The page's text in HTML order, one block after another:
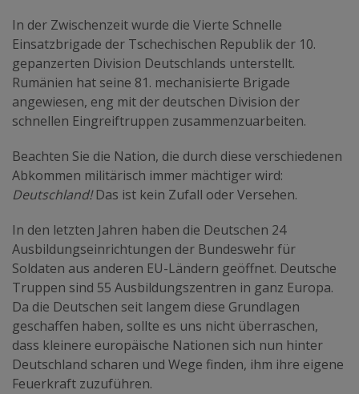
In der Zwischenzeit wurde die Vierte Schnelle
Einsatzbrigade der Tschechischen Republik der 10.
gepanzerten Division Deutschlands unterstellt.
Rumänien hat seine 81. mechanisierte Brigade
angewiesen, eng mit der deutschen Division der
schnellen Eingreiftruppen zusammenzuarbeiten.
Beachten Sie die Nation, die durch diese verschiedenen
Abkommen militärisch immer mächtiger wird:
Deutschland!Das ist kein Zufall oder Versehen.
In den letzten Jahren haben die Deutschen 24
Ausbildungseinrichtungen der Bundeswehr für
Soldaten aus anderen EU-Ländern geöffnet. Deutsche
Truppen sind 55 Ausbildungszentren in ganz Europa.
Da die Deutschen seit langem diese Grundlagen
geschaffen haben, sollte es uns nicht überraschen,
dass kleinere europäische Nationen sich nun hinter
Deutschland scharen und Wege finden, ihm ihre eigene
Feuerkraft zuzuführen.